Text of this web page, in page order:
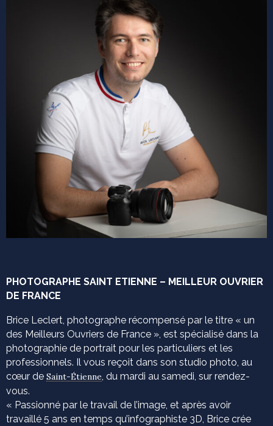
PHOTOGRAPHE SAINT ETIENNE – MEILLEUR OUVRIER
DE FRANCE
Brice Leclert, photographe récompensé par le titre « un
des Meilleurs Ouvriers de France », est spécialisé dans la
photographie de portrait pour les particuliers et les
professionnels. Il vous reçoit dans son studio photo, au
cœur de Saint-Étienne, du mardi au samedi, sur rendez-
vous.
« Passionné par le travail de l’image, et après avoir
travaillé 5 ans en temps qu’infographiste 3D, Brice crée